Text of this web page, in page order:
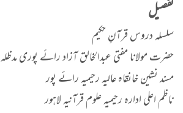
تفصیل
سلسلہ دروس قرآنِ حکیم
حضرت مولانا مفتی عبدالخالق آزاد رائے پوری مدظلہ
مسند نشین خانقاہ عالیہ رحیمیہ رائے پور
ناظم اعلی ادارہ رحیمیہ علوم قرآنیہ لاہور